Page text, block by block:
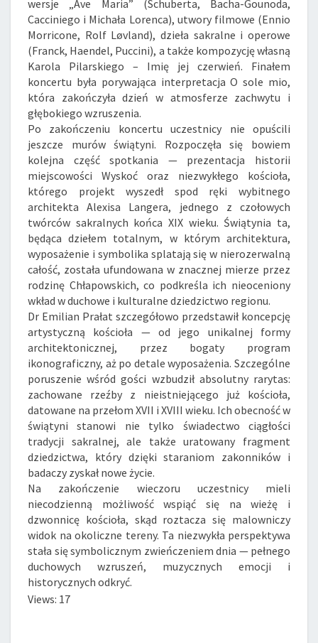
wersje „Ave Maria” (Schuberta, Bacha-Gounoda,
Cacciniego i Michała Lorenca), utwory filmowe (Ennio
Morricone, Rolf Løvland), dzieła sakralne i operowe
(Franck, Haendel, Puccini), a także kompozycję własną
Karola Pilarskiego – Imię jej czerwień. Finałem
koncertu była porywająca interpretacja O sole mio,
która zakończyła dzień w atmosferze zachwytu i
głębokiego wzruszenia.
Po zakończeniu koncertu uczestnicy nie opuścili
jeszcze murów świątyni. Rozpoczęła się bowiem
kolejna część spotkania — prezentacja historii
miejscowości Wyskoć oraz niezwykłego kościoła,
którego projekt wyszedł spod ręki wybitnego
architekta Alexisa Langera, jednego z czołowych
twórców sakralnych końca XIX wieku. Świątynia ta,
będąca dziełem totalnym, w którym architektura,
wyposażenie i symbolika splatają się w nierozerwalną
całość, została ufundowana w znacznej mierze przez
rodzinę Chłapowskich, co podkreśla ich nieoceniony
wkład w duchowe i kulturalne dziedzictwo regionu.
Dr Emilian Prałat szczegółowo przedstawił koncepcję
artystyczną kościoła — od jego unikalnej formy
architektonicznej, przez bogaty program
ikonograficzny, aż po detale wyposażenia. Szczególne
poruszenie wśród gości wzbudził absolutny rarytas:
zachowane rzeźby z nieistniejącego już kościoła,
datowane na przełom XVII i XVIII wieku. Ich obecność w
świątyni stanowi nie tylko świadectwo ciągłości
tradycji sakralnej, ale także uratowany fragment
dziedzictwa, który dzięki staraniom zakonników i
badaczy zyskał nowe życie.
Na zakończenie wieczoru uczestnicy mieli
niecodzienną możliwość wspiąć się na wieżę i
dzwonnicę kościoła, skąd roztacza się malowniczy
widok na okoliczne tereny. Ta niezwykła perspektywa
stała się symbolicznym zwieńczeniem dnia — pełnego
duchowych wzruszeń, muzycznych emocji i
historycznych odkryć.
Views: 17